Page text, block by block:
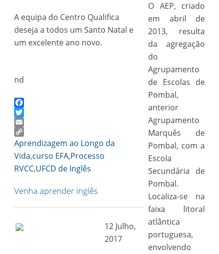
A equipa do Centro Qualifica
deseja a todos um Santo Natal e
um excelente ano novo.
nd
Facebook
Twitter
Email
Copy
Link
Aprendizagem ao Longo da
Vida,curso EFA,Processo
RVCC,UFCD de Inglês
Venha aprender inglês
12 Julho,
2017
O AEP, criado
em abril de
2013, resulta
da agregação
do
Agrupamento
de Escolas de
Pombal,
anterior
Agrupamento
Marquês de
Pombal, com a
Escola
Secundária de
Pombal.
Localiza-se na
faixa litoral
atlântica
portuguesa,
envolvendo